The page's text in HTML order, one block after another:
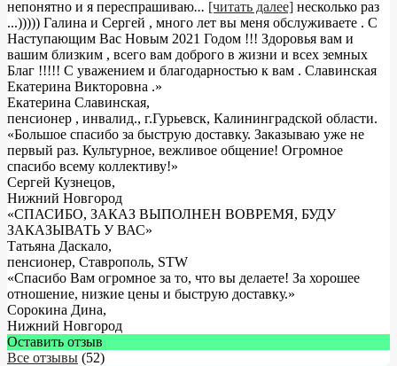
непонятно и я переспрашиваю... [читать далее] несколько раз
...))))) Галина и Сергей , много лет вы меня обслуживаете . С
Наступающим Вас Новым 2021 Годом !!! Здоровья вам и
вашим близким , всего вам доброго в жизни и всех земных
Благ !!!!! С уважением и благодарностью к вам . Славинская
Екатерина Викторовна .»
Екатерина Славинская,
пенсионер , инвалид., г.Гурьевск, Калининградской области.
«Большое спасибо за быструю доставку. Заказываю уже не
первый раз. Культурное, вежливое общение! Огромное
спасибо всему коллективу!»
Сергей Кузнецов,
Нижний Новгород
«СПАСИБО, ЗАКАЗ ВЫПОЛНЕН ВОВРЕМЯ, БУДУ
ЗАКАЗЫВАТЬ У ВАС»
Татьяна Даскало,
пенсионер, Ставрополь, STW
«Спасибо Вам огромное за то, что вы делаете! За хорошее
отношение, низкие цены и быструю доставку.»
Сорокина Дина,
Нижний Новгород
Оставить отзыв
Все отзывы (52)